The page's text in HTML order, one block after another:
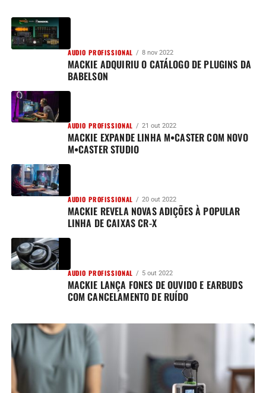
AUDIO PROFISSIONAL 8 nov 2022
MACKIE ADQUIRIU O CATÁLOGO DE PLUGINS DA
BABELSON
AUDIO PROFISSIONAL 21 out 2022
MACKIE EXPANDE LINHA M•CASTER COM NOVO
M•CASTER STUDIO
AUDIO PROFISSIONAL 20 out 2022
MACKIE REVELA NOVAS ADIÇÕES À POPULAR
LINHA DE CAIXAS CR-X
AUDIO PROFISSIONAL 5 out 2022
MACKIE LANÇA FONES DE OUVIDO E EARBUDS
COM CANCELAMENTO DE RUÍDO